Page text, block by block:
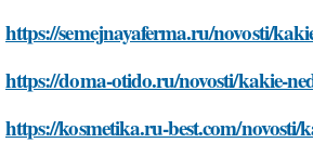
https://semejnayaferma.ru/novosti/
https://doma-otido.ru/novosti/kakie-
https://kosmetika.ru-best.com/